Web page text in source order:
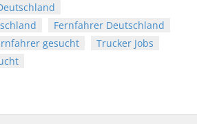
Fernfahrer Deutschland
gesucht
Trucker Jobs